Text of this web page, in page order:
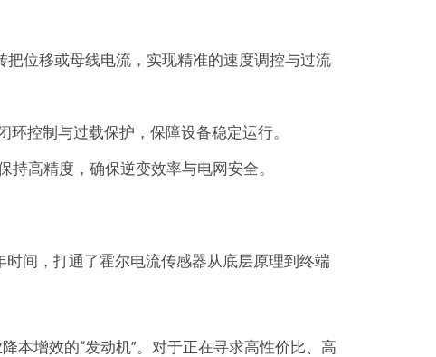
位移或母线电流，实现精准的速度调控与过流
控制与过载保护，保障设备稳定运行。
高精度，确保逆变效率与电网安全。
间，打通了霍尔电流传感器从底层原理到终端
本增效的“发动机”。对于正在寻求高性价比、高